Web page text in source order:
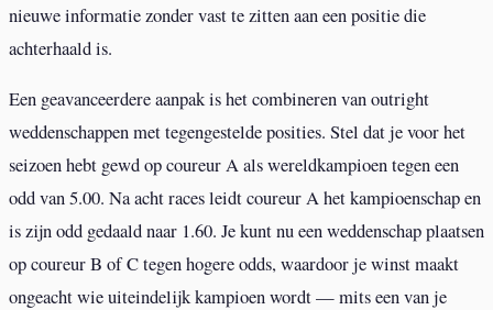
nieuwe informatie zonder vast te zitten aan een positie die
achterhaald is.
Een geavanceerdere aanpak is het combineren van outright
weddenschappen met tegengestelde posities. Stel dat je voor het
seizoen hebt gewd op coureur A als wereldkampioen tegen een
odd van 5.00. Na acht races leidt coureur A het kampioenschap en
is zijn odd gedaald naar 1.60. Je kunt nu een weddenschap plaatsen
op coureur B of C tegen hogere odds, waardoor je winst maakt
ongeacht wie uiteindelijk kampioen wordt — mits een van je